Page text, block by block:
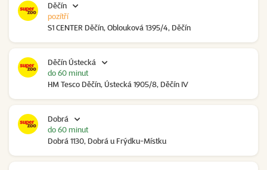
Děčín
S1 CENTER Děčín, Oblouková 1395/4, Děčín
pozítří
Děčín Ústecká
HM Tesco Děčín, Ústecká 1905/8, Děčín IV
do 60 minut
Dobrá
Dobrá 1130, Dobrá u Frýdku-Místku
do 60 minut